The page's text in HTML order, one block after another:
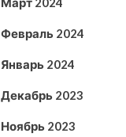
Февраль 2024
Январь 2024
Декабрь 2023
Ноябрь 2023